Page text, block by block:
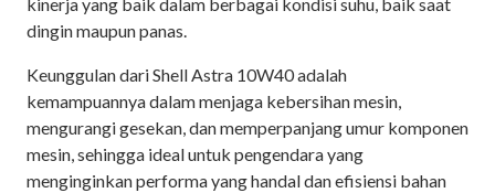
dingin maupun panas.
Keunggulan dari Shell Astra 10W40 adalah
kemampuannya dalam menjaga kebersihan mesin,
mengurangi gesekan, dan memperpanjang umur komponen
mesin, sehingga ideal untuk pengendara yang
menginginkan performa yang handal dan efisiensi bahan